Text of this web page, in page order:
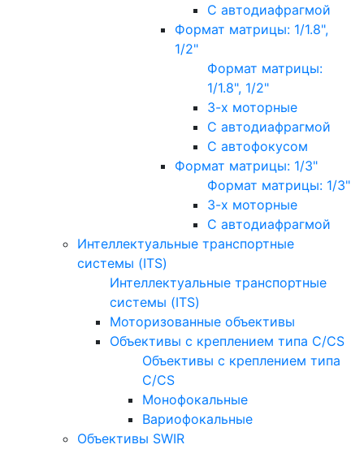
С автодиафрагмой
Формат матрицы: 1/1.8",
1/2"
Формат матрицы:
1/1.8", 1/2"
3-х моторные
С автодиафрагмой
С автофокусом
Формат матрицы: 1/3"
Формат матрицы: 1/3"
3-х моторные
С автодиафрагмой
Интеллектуальные транспортные
системы (ITS)
Интеллектуальные транспортные
системы (ITS)
Моторизованные объективы
Объективы с креплением типа C/CS
Объективы с креплением типа
C/CS
Монофокальные
Вариофокальные
Объективы SWIR